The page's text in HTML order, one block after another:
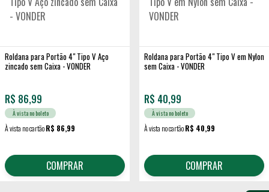
Roldana para Portão 4" Tipo V Aço
zincado sem Caixa - VONDER
R$ 86,99
À vista no boleto
À vista no cartãoR$ 86,99
COMPRAR
Roldana para Portão 4" Tipo V em Nylon
sem Caixa - VONDER
R$ 40,99
À vista no boleto
À vista no cartãoR$ 40,99
COMPRAR